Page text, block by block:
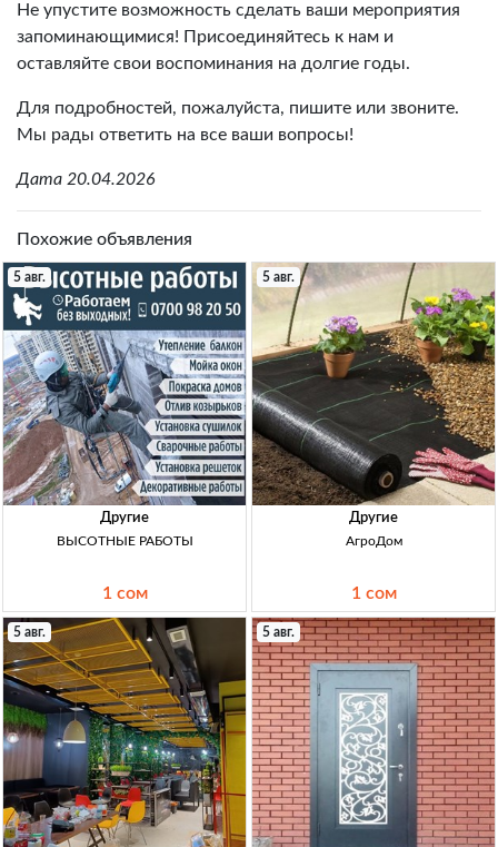
Не упустите возможность сделать ваши мероприятия
запоминающимися! Присоединяйтесь к нам и
оставляйте свои воспоминания на долгие годы.
Для подробностей, пожалуйста, пишите или звоните.
Мы рады ответить на все ваши вопросы!
Дата 20.04.2026
Похожие объявления
5 авг.
Другие
ВЫСОТНЫЕ РАБОТЫ
1 сом
5 авг.
Другие
АгроДом
1 сом
5 авг. 5 авг.